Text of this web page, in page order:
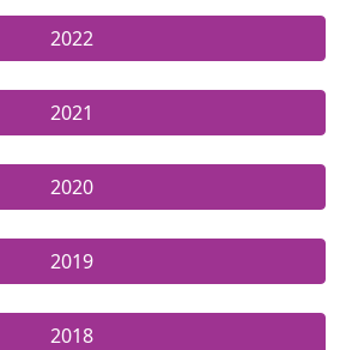
2022
2021
2020
2019
2018